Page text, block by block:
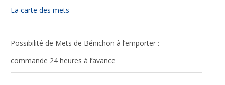
La carte des mets
Possibilité de Mets de Bénichon à l’emporter :
commande 24 heures à l’avance
site, vous
voir du